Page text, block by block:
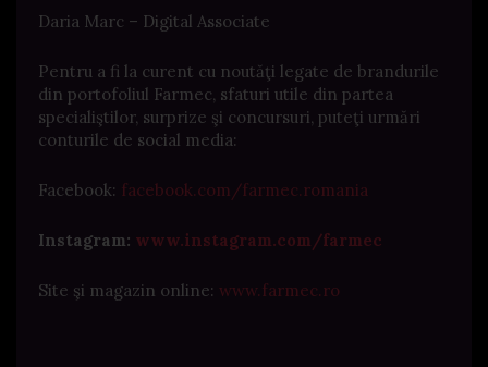
Daria Marc – Digital Associate
Pentru a fi la curent cu noutăţi legate de brandurile
din portofoliul Farmec, sfaturi utile din partea
specialiştilor, surprize şi concursuri, puteţi urmări
conturile de social media:
Facebook: facebook.com/farmec.romania
Instagram: www.instagram.com/farmec
Site şi magazin online: www.farmec.ro